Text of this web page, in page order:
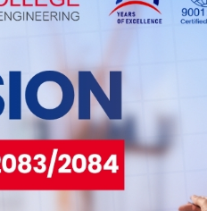
माछाको विक्रिमा प्रतिबन्ध
विक्रिमा रोक लगाएको छ । तर
अवस्था